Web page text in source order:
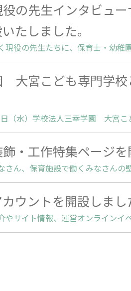
の先生インタビュ
たしました。
大宮こども専門学校
・工作特集ページを
ウントを開設しまし